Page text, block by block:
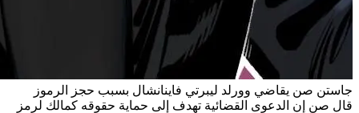
جاستن صن يقاضي وورلد ليبرتي فاينانشال بسبب حجز الرموز
قال صن إن الدعوى القضائية تهدف إلى حماية حقوقه كمالك لرمز